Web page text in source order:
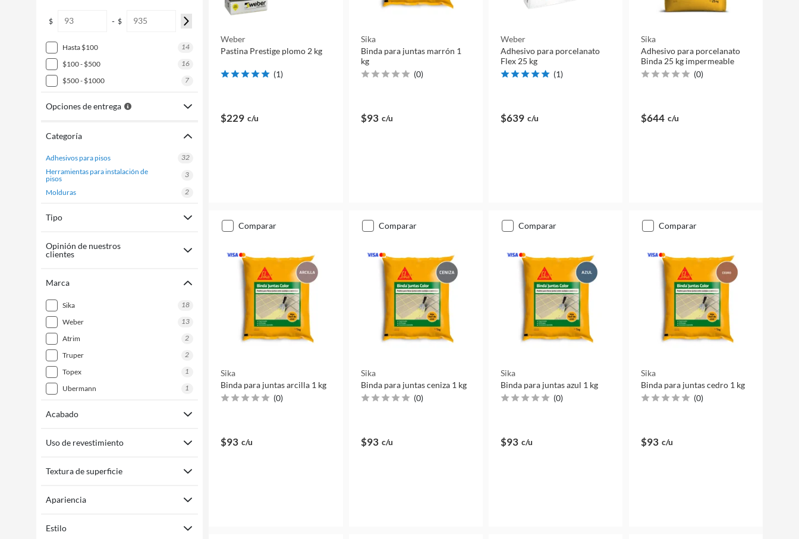
$ - $
hasta $100
14
$100 - $500
16
$500 - $1000
7
Opciones de entrega
Categoría
adhesivos para pisos
32
herramientas para instalación de
pisos
3
molduras
2
Tipo
Opinión de nuestros
clientes
Marca
sika
18
weber
13
atrim
2
truper
2
topex
1
ubermann
1
Acabado
Uso de revestimiento
Textura de superficie
Apariencia
Estilo
Weber
Pastina Prestige plomo 2 kg
(1)
$229 c/u
Sika
Binda para juntas marrón 1
kg
(0)
$93 c/u
Weber
Adhesivo para porcelanato
Flex 25 kg
(1)
$639 c/u
Sika
Adhesivo para porcelanato
Binda 25 kg impermeable
(0)
$644 c/u
comparar
Sika
Binda para juntas arcilla 1 kg
(0)
$93 c/u
comparar
Sika
Binda para juntas ceniza 1 kg
(0)
$93 c/u
comparar
Sika
Binda para juntas azul 1 kg
(0)
$93 c/u
comparar
Sika
Binda para juntas cedro 1 kg
(0)
$93 c/u